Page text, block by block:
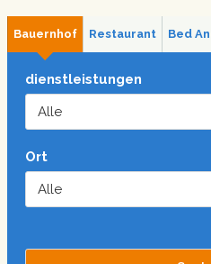
Bauernhof Restaurant Bed
dienstleistungen
Ort